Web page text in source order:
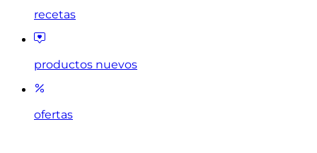
recetas
productos nuevos
ofertas